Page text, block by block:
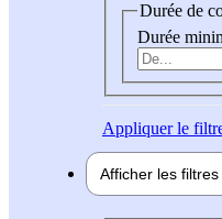
Durée de
Durée
Appliquerle
Afficher les filtres